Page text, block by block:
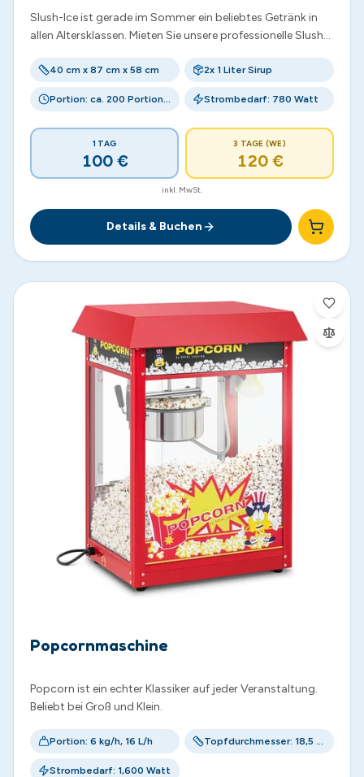
Slush-Ice ist gerade im Sommer ein beliebtes Getränk in
allen Altersklassen. Mieten Sie unsere professionelle Slush-
40 cm x 87 cm x 58 cm 2x 1 Liter Sirup
Portion: ca. 200 Portionen / Stunde Strombedarf: 780 Watt
1 TAG
100€
3 TAGE (WE)
120€
inkl. MwSt.
Details & Buchen
Popcornmaschine
Popcorn ist ein echter Klassiker auf jeder Veranstaltung.
Beliebt bei Groß und Klein.
Portion: 6 kg/h, 16 L/h Topfdurchmesser: 18,5 cm
Strombedarf: 1,600 Watt